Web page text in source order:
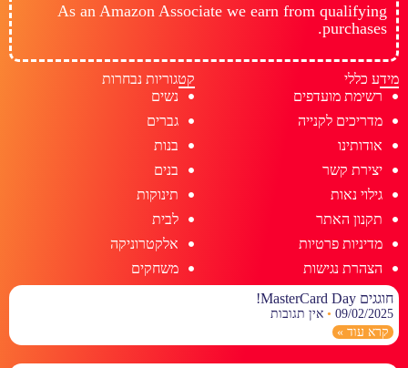
As an Amazon Associate we earn from qualifying
purchases.
מידע כללי
רשימת מועדפים
מדריכים לקנייה
אודותינו
יצירת קשר
גילוי נאות
תקנון האתר
מדיניות פרטיות
הצהרת נגישות
קטגוריות נבחרות
נשים
גברים
בנות
בנים
תינוקות
לבית
אלקטרוניקה
משחקים
חוגגים MasterCard Day!
09/02/2025
אין תגובות
קרא עוד »